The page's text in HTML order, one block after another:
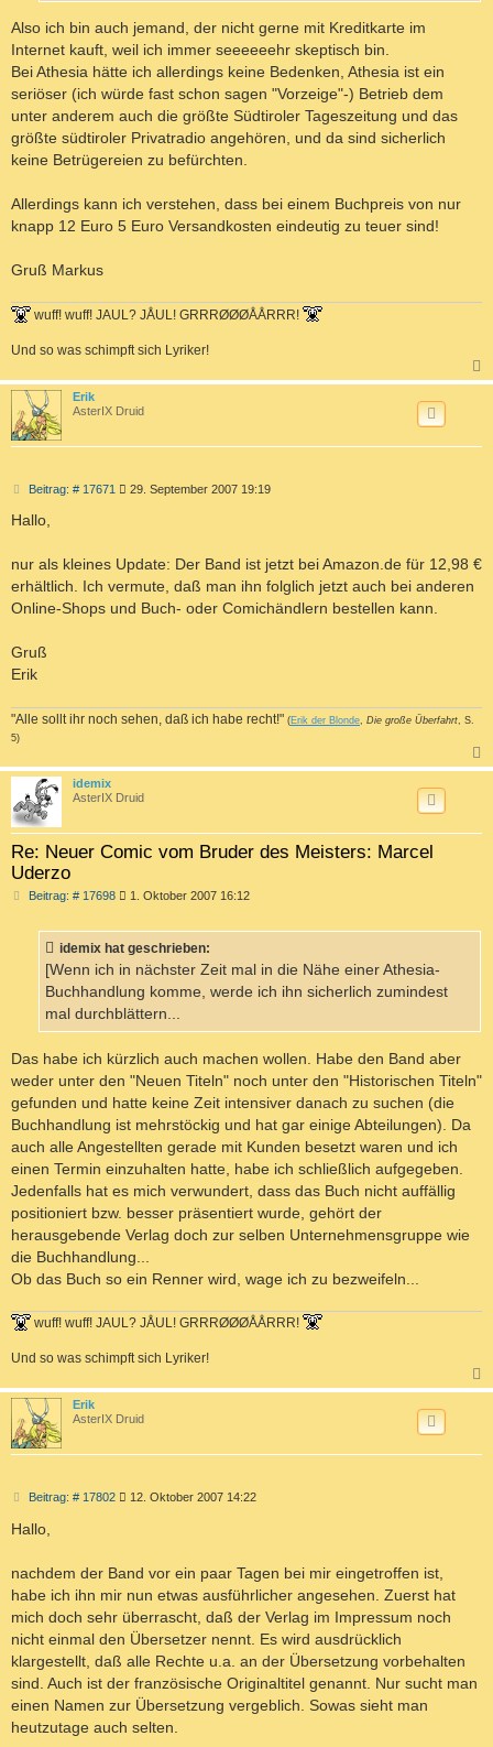
Also ich bin auch jemand, der nicht gerne mit Kreditkarte im
Internet kauft, weil ich immer seeeeeehr skeptisch bin.
Bei Athesia hätte ich allerdings keine Bedenken, Athesia ist ein
seriöser (ich würde fast schon sagen "Vorzeige"-) Betrieb dem
unter anderem auch die größte Südtiroler Tageszeitung und das
größte südtiroler Privatradio angehören, und da sind sicherlich
keine Betrügereien zu befürchten.
Allerdings kann ich verstehen, dass bei einem Buchpreis von nur
knapp 12 Euro 5 Euro Versandkosten eindeutig zu teuer sind!
Gruß Markus
wuff! wuff! JAUL? JÅUL! GRRRØØØÅÅRRR!
Und so was schimpft sich Lyriker!
a
Erik
AsterIX Druid
Beitrag: # 17671 B
a
g
29. September 2007 19:19
Hallo,
nur als kleines Update: Der Band ist jetzt bei Amazon.de für 12,98 €
erhältlich. Ich vermute, daß man ihn folglich jetzt auch bei anderen
Online-Shops und Buch- oder Comichändlern bestellen kann.
Gruß
Erik
"Alle sollt ihr noch sehen, daß ich habe recht!" (Erik der Blonde Die große Überfahrt , S.
5)
a
idemix
AsterIX Druid
Re: Neuer Comic vom Bruder des Meisters: Marcel
Uderzo
Beitrag: # 17698B
r
a
1. Oktober 2007 16:12
idemix hat geschrieben:
[Wenn ich in nächster Zeit mal in die Nähe einer Athesia-
Buchhandlung komme, werde ich ihn sicherlich zumindest
mal durchblättern...
Das habe ich kürzlich auch machen wollen. Habe den Band aber
weder unter den "Neuen Titeln" noch unter den "Historischen Titeln"
gefunden und hatte keine Zeit intensiver danach zu suchen (die
Buchhandlung ist mehrstöckig und hat gar einige Abteilungen). Da
auch alle Angestellten gerade mit Kunden besetzt waren und ich
einen Termin einzuhalten hatte, habe ich schließlich aufgegeben.
Jedenfalls hat es mich verwundert, dass das Buch nicht auffällig
positioniert bzw. besser präsentiert wurde, gehört der
herausgebende Verlag doch zur selben Unternehmensgruppe wie
die Buchhandlung...
Ob das Buch so ein Renner wird, wage ich zu bezweifeln...
wuff! wuff! JAUL? JÅUL! GRRRØØØÅÅRRR!
Und so was schimpft sich Lyriker!
a
Erik
AsterIX Druid
Beitrag: # 17802B
a
g
12. Oktober 2007 14:22
Hallo,
nachdem der Band vor ein paar Tagen bei mir eingetroffen ist,
habe ich ihn mir nun etwas ausführlicher angesehen. Zuerst hat
mich doch sehr überrascht, daß der Verlag im Impressum noch
nicht einmal den Übersetzer nennt. Es wird ausdrücklich
klargestellt, daß alle Rechte u.a. an der Übersetzung vorbehalten
sind. Auch ist der französische Originaltitel genannt. Nur sucht man
einen Namen zur Übersetzung vergeblich. Sowas sieht man
heutzutage auch selten.